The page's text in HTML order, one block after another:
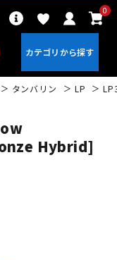
0
タンバリン LP
Hybrid]